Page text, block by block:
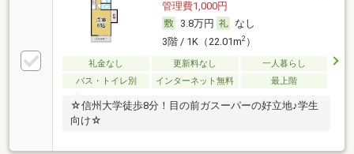
管理費1,000円
3.8万円
なし
3階 / 1K（22.01m2）
礼金なし 更新料なし
一人暮らし
バス・トイレ別
インターネット無料 最上階
☆信州大学徒歩8分！目の前ガスーパーの好立地♪学生
向け☆